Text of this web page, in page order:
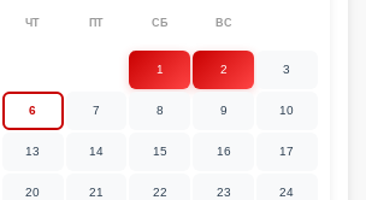
ЧТ ПТ СБ ВС
1 2 3
6 7 8 9 10
13 14 15 16 17
20 21 22 23 24